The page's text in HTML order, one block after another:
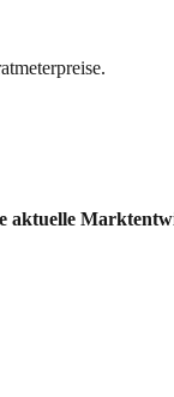
aktuelle